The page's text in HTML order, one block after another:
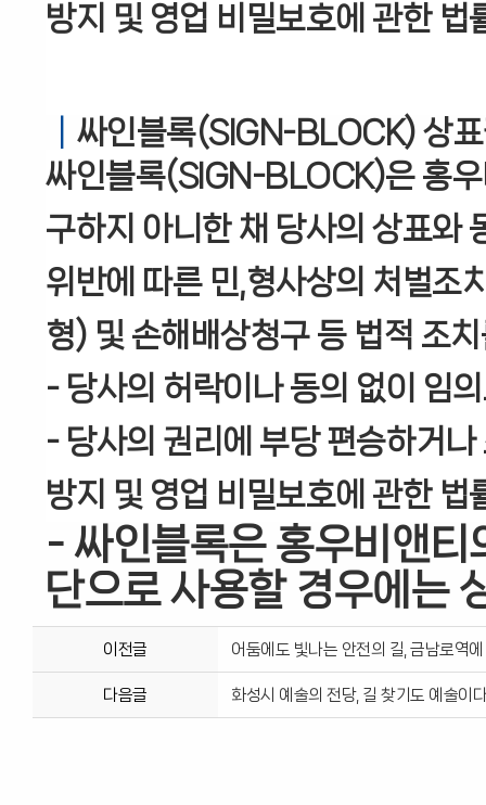
방지 및 영업 비밀보호에 관한
싸인블록(SIGN-BLOCK) 상
싸인블록(SIGN-BLOCK)은 홍
구하지 아니한 채 당사의 상표와
위반에 따른 민,형사상의 처벌조
형) 및 손해배상청구 등 법적 조
- 당사의 허락이나 동의 없이 임
- 당사의 권리에 부당 편승하거
방지 및 영업 비밀보호에 관한
- 싸인블록은 홍우비앤
단으로 사용할 경우에는
이전글 어둠에도 빛나는 안전의 길, 금남로역
다음글 화성시 예술의 전당, 길 찾기도 예술이